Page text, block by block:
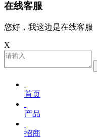
在线客服
您好，我这边是在线客服
X
首页
产品
招商